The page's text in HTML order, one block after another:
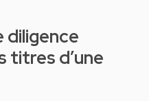
titres d’une